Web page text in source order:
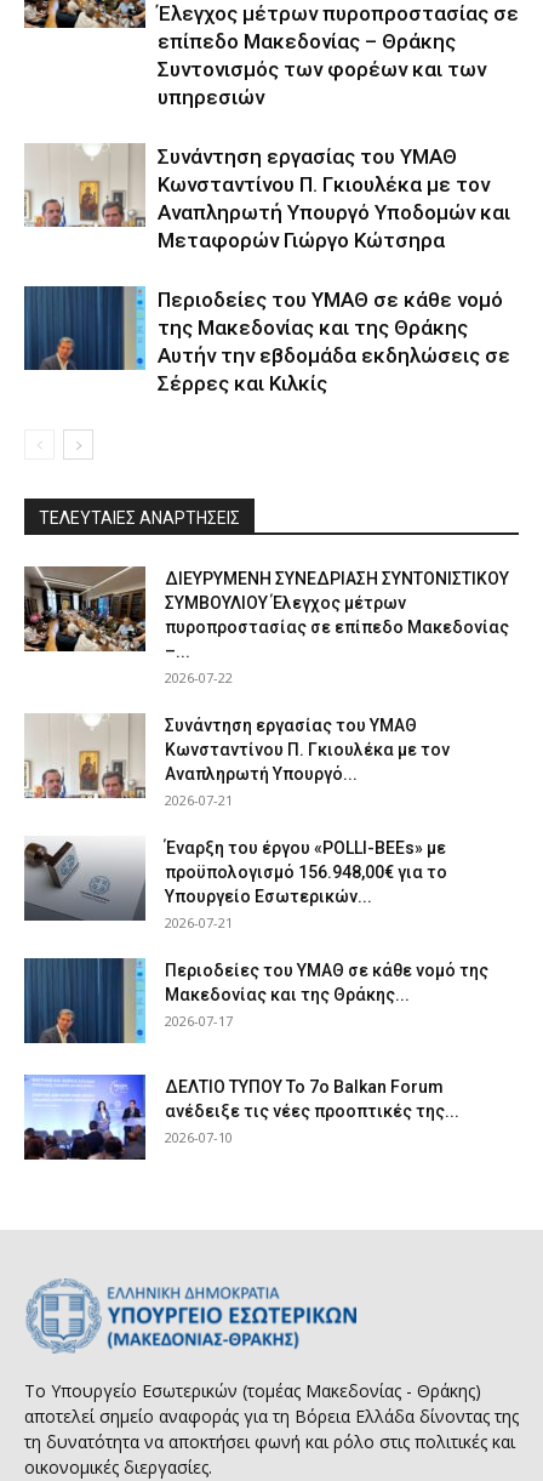
Έλεγχος μέτρων πυροπροστασίας σε
επίπεδο Μακεδονίας – Θράκης
Συντονισμός των φορέων και των
υπηρεσιών
Συνάντηση εργασίας του ΥΜΑΘ
Κωνσταντίνου Π. Γκιουλέκα με τον
Αναπληρωτή Υπουργό Υποδομών και
Μεταφορών Γιώργο Κώτσηρα
Περιοδείες του ΥΜΑΘ σε κάθε νομό
της Μακεδονίας και της Θράκης
Αυτήν την εβδομάδα εκδηλώσεις σε
Σέρρες και Κιλκίς
ΤΕΛΕΥΤΑΙΕΣ ΑΝΑΡΤΗΣΕΙΣ
ΔΙΕΥΡΥΜΕΝΗ ΣΥΝΕΔΡΙΑΣΗ ΣΥΝΤΟΝΙΣΤΙΚΟΥ
ΣΥΜΒΟΥΛΙΟΥ Έλεγχος μέτρων
πυροπροστασίας σε επίπεδο Μακεδονίας
–...
2026-07-22
Συνάντηση εργασίας του ΥΜΑΘ
Κωνσταντίνου Π. Γκιουλέκα με τον
Αναπληρωτή Υπουργό...
2026-07-21
Έναρξη του έργου «POLLI-BEEs» με
προϋπολογισμό 156.948,00€ για το
Υπουργείο Εσωτερικών...
2026-07-21
Περιοδείες του ΥΜΑΘ σε κάθε νομό της
Μακεδονίας και της Θράκης...
2026-07-17
ΔΕΛΤΙΟ ΤΥΠΟΥ Το 7ο Balkan Forum
ανέδειξε τις νέες προοπτικές της...
2026-07-10
Το Υπουργείο Εσωτερικών (τομέας Μακεδονίας - Θράκης)
αποτελεί σημείο αναφοράς για τη Βόρεια Ελλάδα δίνοντας της
τη δυνατότητα να αποκτήσει φωνή και ρόλο στις πολιτικές και
οικονομικές διεργασίες.